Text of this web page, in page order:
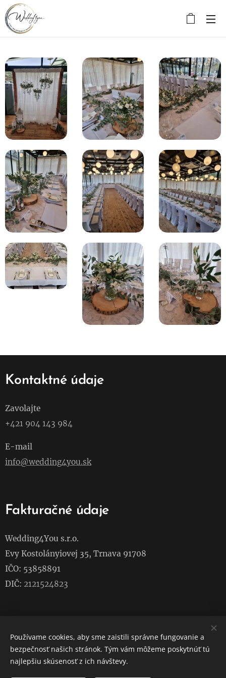
Kontaktné údaje
Zavolajte
+421 904 143 984
E-mail
info@wedding4you.sk
Fakturačné údaje
Wedding4You s.r.o.
Evy Kostolányiovej 35, Trnava 91708
IČO: 53858891
DIČ: 2121524823
Instagram
Facebook
Používame cookies, aby sme zaistili správne fungovanie a
bezpečnosť našich stránok. Tým vám môžeme poskytnúť tú
najlepšiu skúsenosť z ich návštevy.